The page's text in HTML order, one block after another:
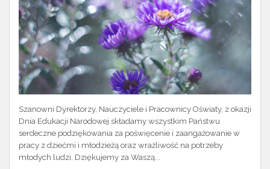
Szanowni Dyrektorzy, Nauczyciele i Pracownicy Oświaty, z okazji
Dnia Edukacji Narodowej składamy wszystkim Państwu
serdeczne podziękowania za poświęcenie i zaangażowanie w
pracy z dziećmi i młodzieżą oraz wrażliwość na potrzeby
młodych ludzi. Dziękujemy za Waszą...